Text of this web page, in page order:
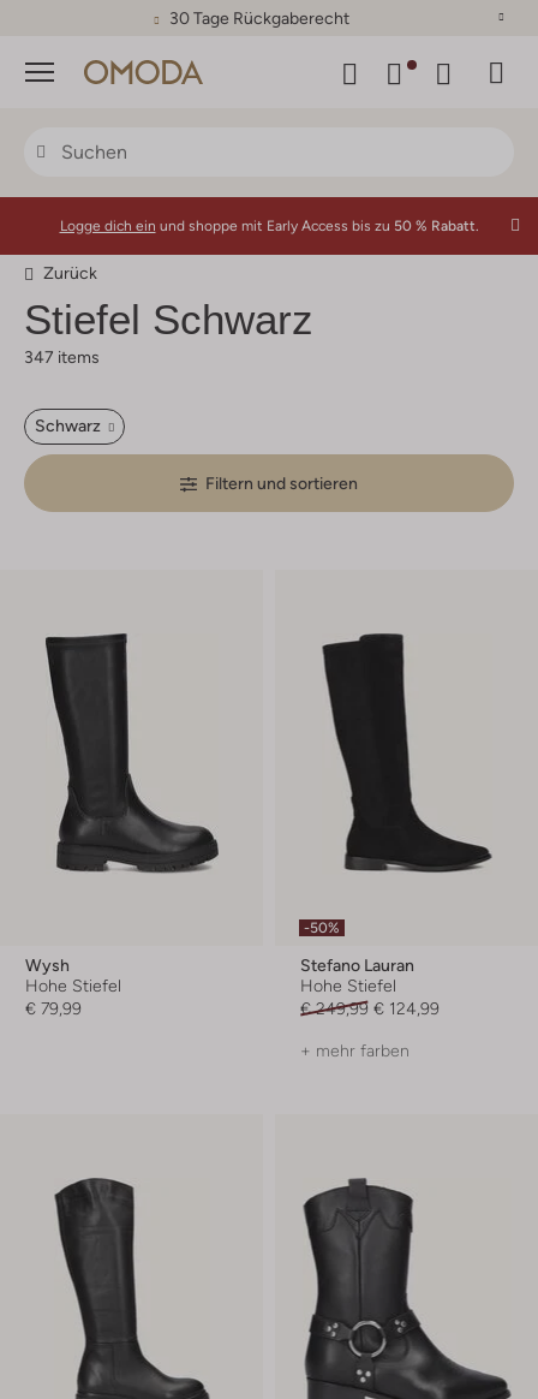
30 Tage Rückgaberecht
Menü
Logge dich ein und shoppe mit Early Access bis zu 50 % Rabatt.
Zurück
Stiefel Schwarz
347 items
Schwarz
Filtern und sortieren
Wysh
Hohe Stiefel
€ 79,99
-50%
Stefano Lauran
Hohe Stiefel
€ 249,99 € 124,99
+ mehr farben